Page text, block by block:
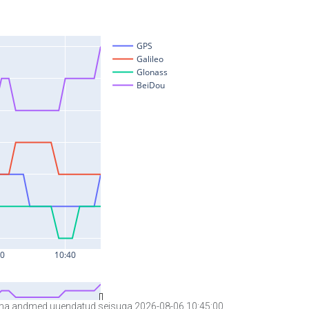
andmed uuendatud seisuga 2026-08-06 10:45:00